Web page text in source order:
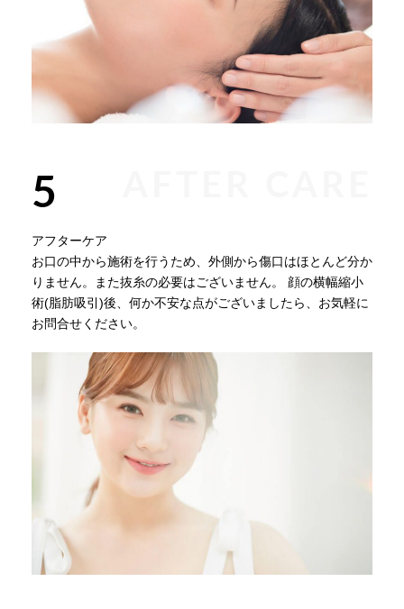
5
アフターケア
お口の中から施術を行うため、外側から傷口はほとんど分か
りません。また抜糸の必要はございません。 顔の横幅縮小
術(脂肪吸引)後、何か不安な点がございましたら、お気軽に
お問合せください。